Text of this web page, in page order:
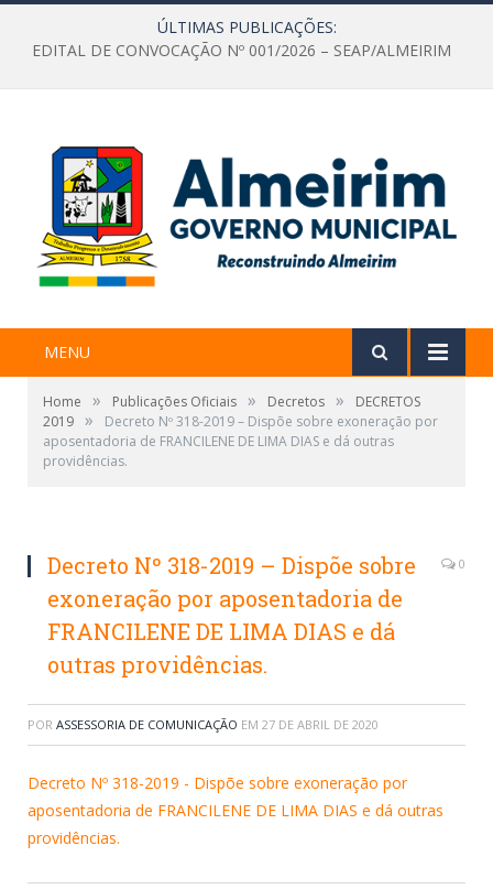
ÚLTIMAS PUBLICAÇÕES:
EDITAL DE CONVOCAÇÃO Nº 001/2026 – SEAP/ALMEIRIM
MENU
Home » Publicações Oficiais » Decretos »
DECRETOS
2019 »
Decreto Nº 318-2019 – Dispõe sobre exoneração por
aposentadoria de FRANCILENE DE LIMA DIAS e dá outras
providências.
Decreto Nº 318-2019 – Dispõe sobre
exoneração por aposentadoria de
FRANCILENE DE LIMA DIAS e dá
outras providências.
0
POR ASSESSORIA DE COMUNICAÇÃO EM 27 DE ABRIL DE 2020
Decreto Nº 318-2019 - Dispõe sobre exoneração por
aposentadoria de FRANCILENE DE LIMA DIAS e dá outras
providências.